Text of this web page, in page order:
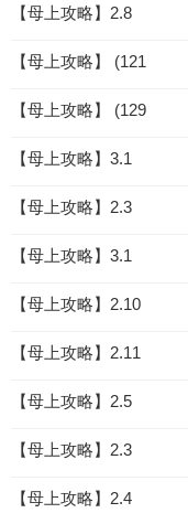
【母上攻略】2.8
【母上攻略】 (121
【母上攻略】 (129
【母上攻略】3.1
【母上攻略】2.3
【母上攻略】3.1
【母上攻略】2.10
【母上攻略】2.11
【母上攻略】2.5
【母上攻略】2.3
【母上攻略】2.4